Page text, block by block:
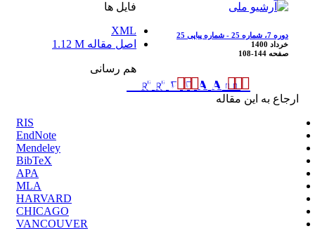
دوره 7، شماره 25 - شماره پیاپی 25
خرداد 1400
صفحه 108-144
فایل ها
XML
اصل مقاله 1.12 M
هم رسانی
ارجاع به این مقاله
RIS
EndNote
Mendeley
BibTeX
APA
MLA
HARVARD
CHICAGO
VANCOUVER